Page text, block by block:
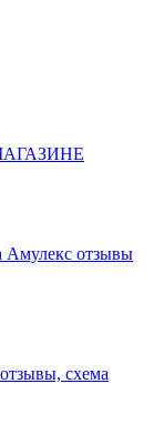
Амулекс отзывы
схема